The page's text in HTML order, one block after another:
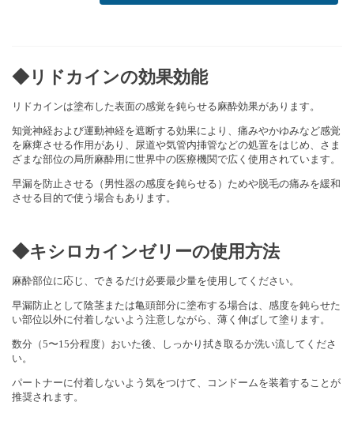
◆リドカインの効果効能
リドカインは塗布した表面の感覚を鈍らせる麻酔効果があります。
知覚神経および運動神経を遮断する効果により、痛みやかゆみなど感覚
を麻痺させる作用があり、尿道や気管内挿管などの処置をはじめ、さま
ざまな部位の局所麻酔用に世界中の医療機関で広く使用されています。
早漏を防止させる（男性器の感度を鈍らせる）ためや脱毛の痛みを緩和
させる目的で使う場合もあります。
◆キシロカインゼリーの使用方法
麻酔部位に応じ、できるだけ必要最少量を使用してください。
早漏防止として陰茎または亀頭部分に塗布する場合は、感度を鈍らせた
い部位以外に付着しないよう注意しながら、薄く伸ばして塗ります。
数分（5〜15分程度）おいた後、しっかり拭き取るか洗い流してくださ
い。
パートナーに付着しないよう気をつけて、コンドームを装着することが
推奨されます。